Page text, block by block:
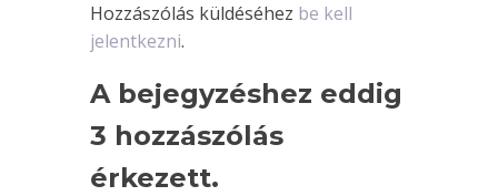
Hozzászólás küldéséhez be kell
jelentkezni.
A bejegyzéshez eddig
3 hozzászólás
érkezett.